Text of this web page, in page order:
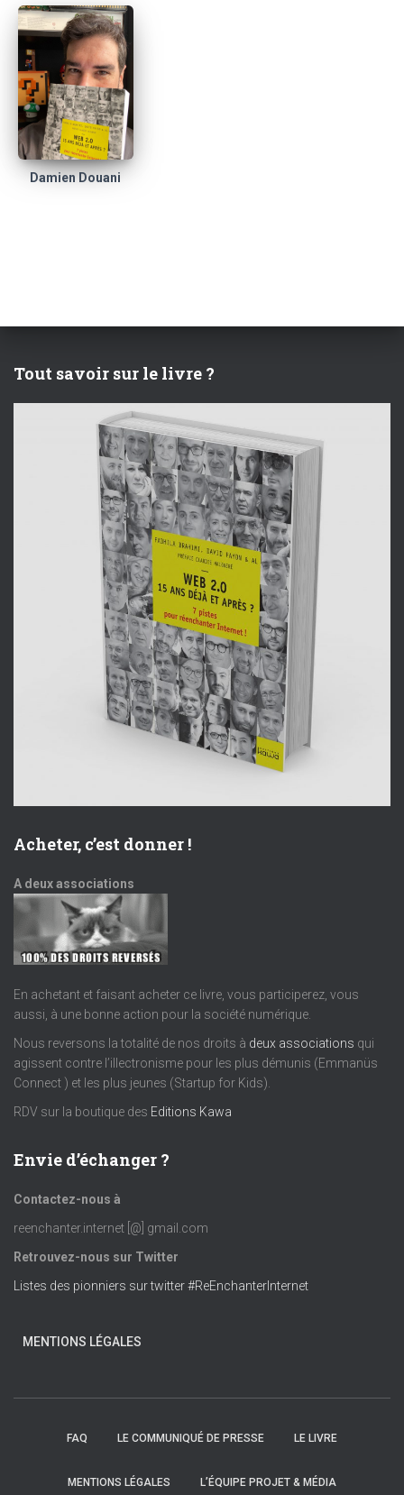
Damien Douani
Tout savoir sur le livre ?
Acheter, c’est donner !
A deux associations
En achetant et faisant acheter ce livre, vous participerez, vous
aussi, à une bonne action pour la société numérique.
Nous reversons la totalité de nos droits à deux associations qui
agissent contre l’illectronisme pour les plus démunis (Emmanüs
Connect ) et les plus jeunes (Startup for Kids).
RDV sur la boutique des Editions Kawa
Envie d’échanger ?
Contactez-nous à
reenchanter.internet [@] gmail.com
Retrouvez-nous sur Twitter
Listes des pionniers sur twitter #ReEnchanterInternet
MENTIONS LÉGALES
FAQ LE COMMUNIQUÉ DE PRESSE LE LIVRE
MENTIONS LÉGALES L’ÉQUIPE PROJET & MÉDIA